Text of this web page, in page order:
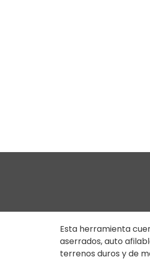
Esta herramienta
aserrados, auto
terrenos duros y de